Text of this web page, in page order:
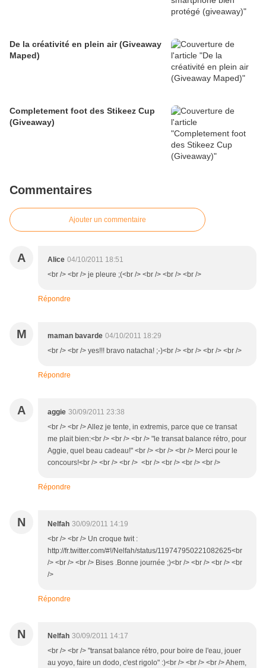
De la créativité en plein air (Giveaway
Maped)
Completement foot des Stikeez Cup
(Giveaway)
Commentaires
Ajouter un commentaire
A Alice 04/10/2011 18:51
<br /> <br /> je pleure ;(<br /> <br /> <br /> <br />
Répondre
M maman bavarde 04/10/2011 18:29
<br /> <br /> yes!!! bravo natacha! ;-)<br /> <br /> <br /> <br />
Répondre
A aggie 30/09/2011 23:38
<br /> <br /> Allez je tente, in extremis, parce que ce transat
me plait bien:<br /> <br /> <br /> "le transat balance rétro, pour
Aggie, quel beau cadeau!" <br /> <br /> <br /> Merci pour le
concours!<br /> <br /> <br /> <br /> <br /> <br /> <br />
Répondre
N Nelfah 30/09/2011 14:19
<br /> <br /> Un croque twit :
http://fr.twitter.com/#!/Nelfah/status/119747950221082625<br
/> <br /> <br /> Bises .Bonne journée ;)<br /> <br /> <br /> <br
/>
Répondre
N Nelfah 30/09/2011 14:17
<br /> <br /> "transat balance rétro, pour boire de l'eau, jouer
au yoyo, faire un dodo, c'est rigolo" :)<br /> <br /> <br /> Ahem,